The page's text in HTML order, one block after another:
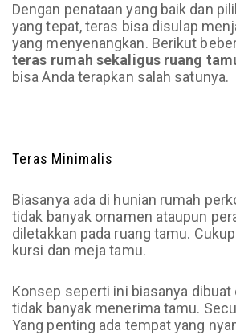
Dengan penataan yang baik dan
yang tepat, teras bisa disulap
yang menyenangkan. Berikut
teras rumah sekaligus ruang
bisa Anda terapkan salah satunya.
Teras Minimalis
Biasanya ada di hunian rumah
tidak banyak ornamen ataupun
diletakkan pada ruang tamu.
kursi dan meja tamu.
Konsep seperti ini biasanya dibuat
tidak banyak menerima tamu.
Yang penting ada tempat yang